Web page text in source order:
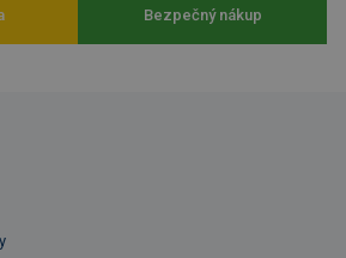
Bezpečný nákup